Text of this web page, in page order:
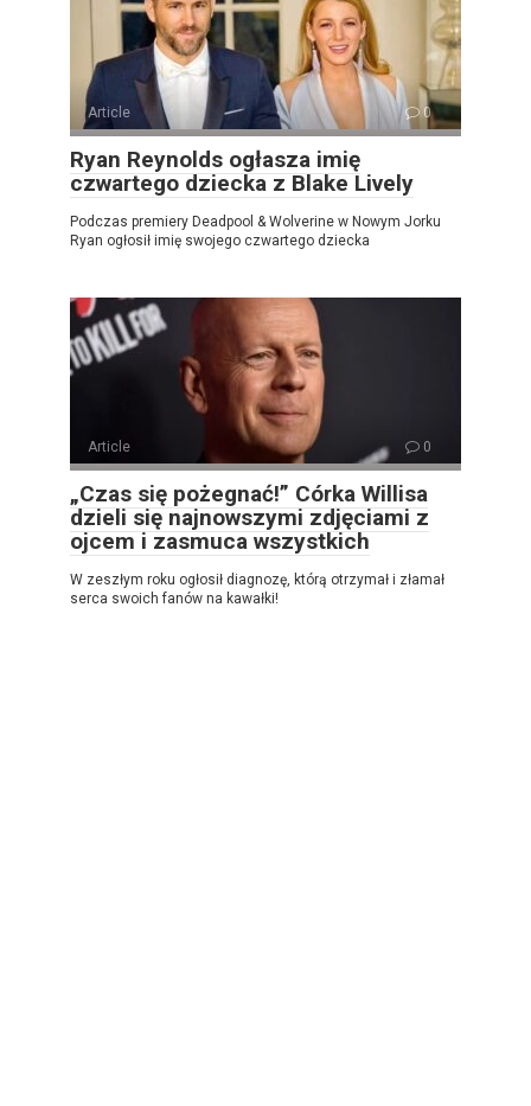
Article 0
Ryan Reynolds ogłasza imię
czwartego dziecka z Blake Lively
Podczas premiery Deadpool & Wolverine w Nowym Jorku
Ryan ogłosił imię swojego czwartego dziecka
Article 0
„Czas się pożegnać!” Córka Willisa
dzieli się najnowszymi zdjęciami z
ojcem i zasmuca wszystkich
W zeszłym roku ogłosił diagnozę, którą otrzymał i złamał
serca swoich fanów na kawałki!